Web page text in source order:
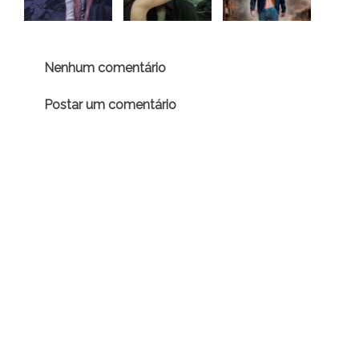
Nenhum comentário
Postar um comentário